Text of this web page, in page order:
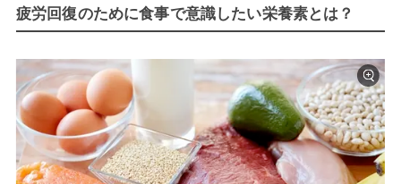
疲労回復のために食事で意識したい栄養素とは？